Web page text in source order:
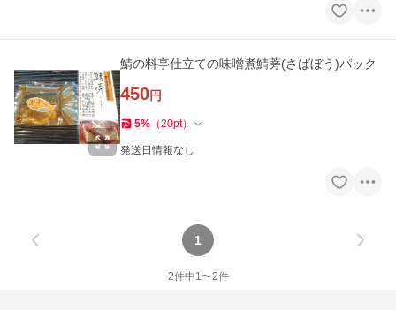
鯖の料亭仕立ての味噌煮鯖蒡(さばぼう)パック
450円
5% （20pt）
発送日情報なし
1
2件中1〜2件